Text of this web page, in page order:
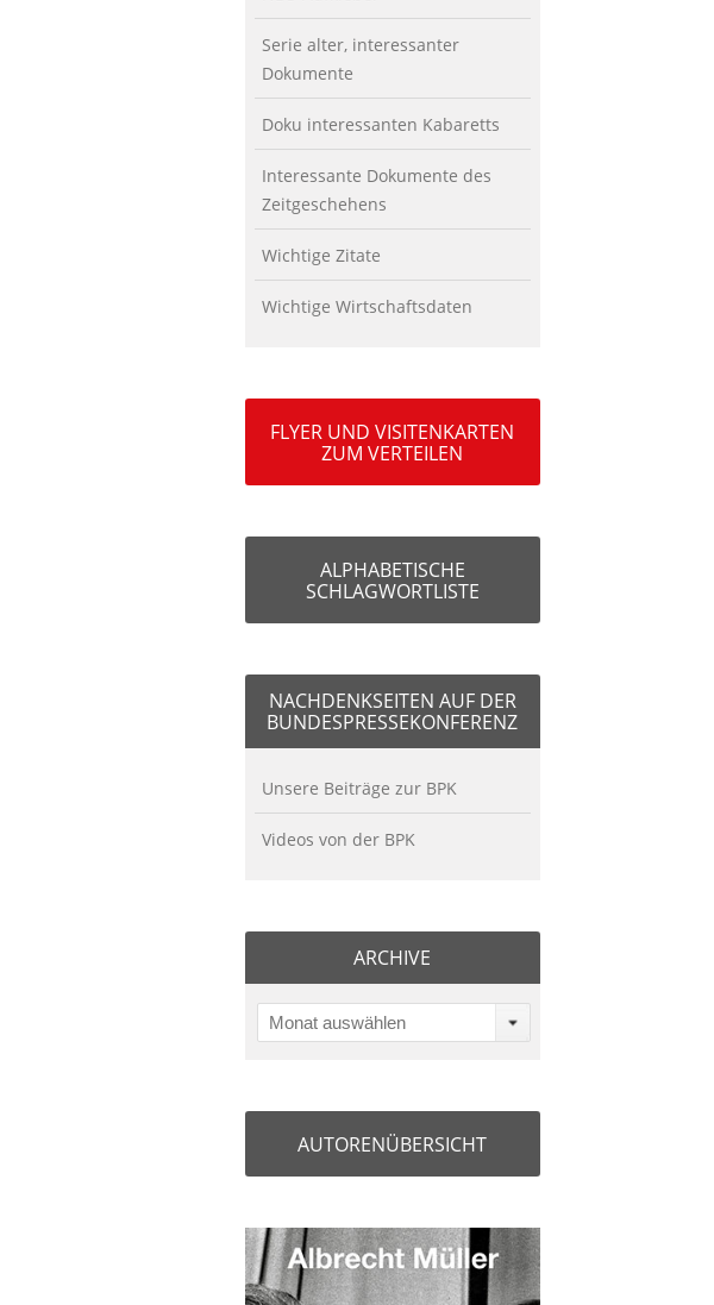
Serie alter, interessanter
Dokumente
Doku interessanten Kabaretts
Interessante Dokumente des
Zeitgeschehens
Wichtige Zitate
Wichtige Wirtschaftsdaten
FLYER UND VISITENKARTEN
ZUM VERTEILEN
ALPHABETISCHE
SCHLAGWORTLISTE
NACHDENKSEITEN AUF DER
BUNDESPRESSEKONFERENZ
Unsere Beiträge zur BPK
Videos von der BPK
ARCHIVE
Monat auswählen
AUTORENÜBERSICHT